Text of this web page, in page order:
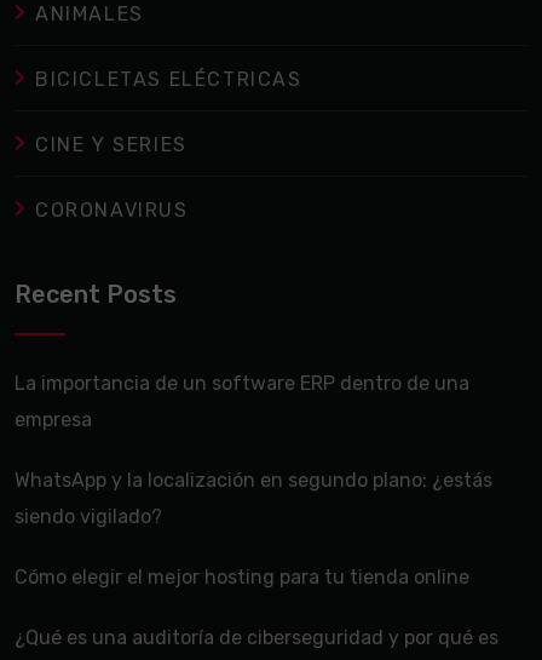
ANIMALES
BICICLETAS ELÉCTRICAS
CINE Y SERIES
CORONAVIRUS
Recent Posts
La importancia de un software ERP dentro de una
empresa
WhatsApp y la localización en segundo plano: ¿estás
siendo vigilado?
Cómo elegir el mejor hosting para tu tienda online
¿Qué es una auditoría de ciberseguridad y por qué es